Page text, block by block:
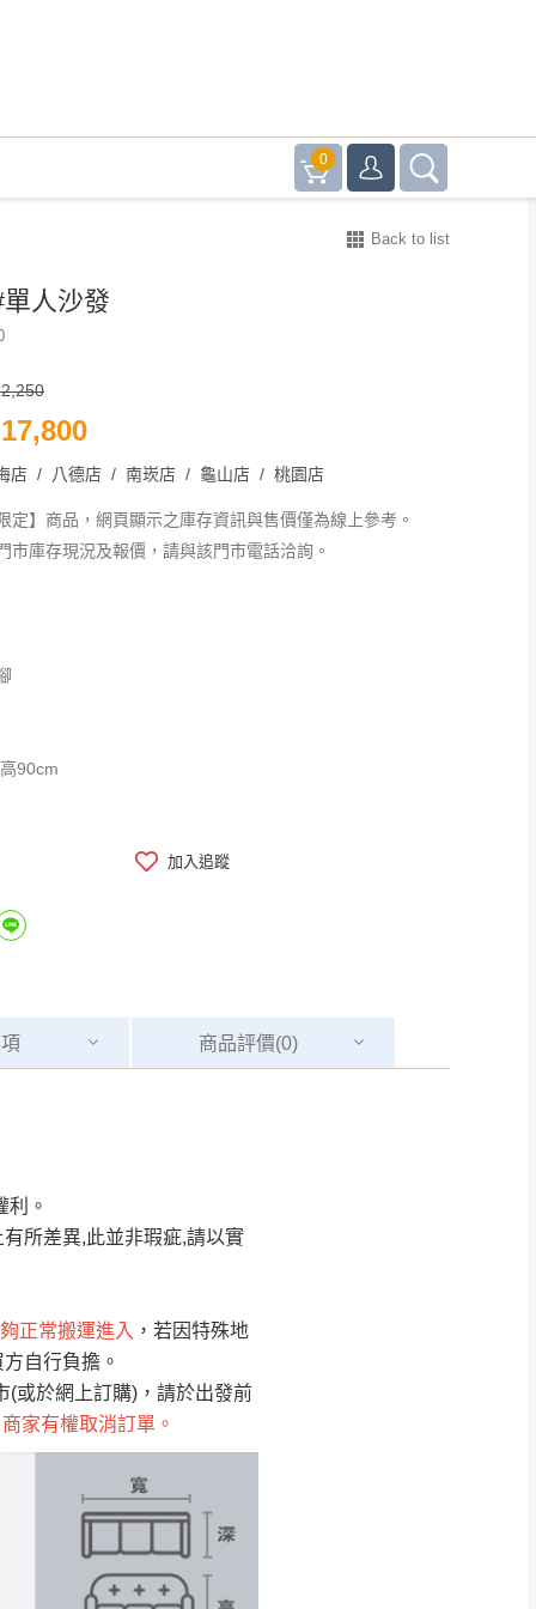
0
Back to list
人沙發
17,800
店 / 八德店 / 南崁店 / 龜山店 / 桃園店
定】商品，網頁顯示之庫存資訊與售價僅為線上參考。
市庫存現況及報價，請與該門市電話洽詢。
90cm
加入追蹤
商品評價(0)
利。
所差異,此並非瑕疵,請以實
正常搬運進入 ，若因特殊地
自行負擔。
(或於網上訂購)，請於出發前
家有權取消訂單。
復興鄉
峰鄉、橫山、北埔鄉、尖石
關西 玉山里
無
Line客服」來信確
顯示附上圖片